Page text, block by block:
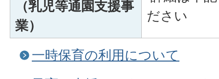
（乳児等通園支援事
業）
ださい
一時保育の利用について